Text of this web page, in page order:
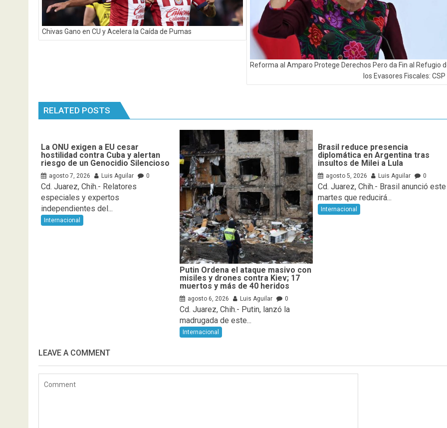
Chivas Gano en CU y Acelera la Caída de Pumas
Reforma al Amparo Protege Derechos Pero da Fin al Refugio
los Evasores Fiscales: CSP
RELATED POSTS
La ONU exigen a EU cesar
hostilidad contra Cuba y alertan
riesgo de un Genocidio Silencioso
agosto 7, 2026 Luis Aguilar 0
Cd. Juarez, Chih.- Relatores
especiales y expertos
independientes del...
Internacional
Putin Ordena el ataque masivo con
misiles y drones contra Kiev; 17
muertos y más de 40 heridos
agosto 6, 2026 Luis Aguilar 0
Cd. Juarez, Chih.- Putin, lanzó la
madrugada de este...
Internacional
Brasil reduce presencia
diplomática en Argentina tras
insultos de Milei a Lula
agosto 5, 2026 Luis Aguilar 0
Cd. Juarez, Chih.- Brasil anunció este
martes que reducirá...
Internacional
LEAVE A COMMENT